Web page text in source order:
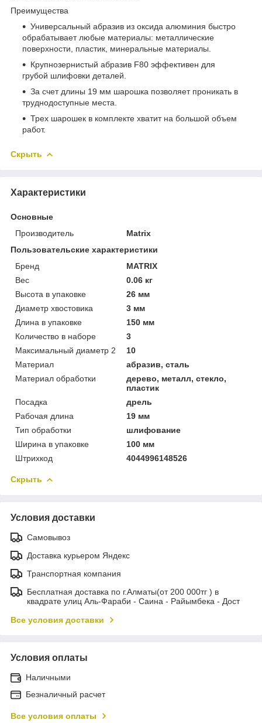
Преимущества
Универсальный абразив из оксида алюминия быстро
обрабатывает любые материалы: металлические
поверхности, пластик, минеральные материалы.
Крупнозернистый абразив F80 эффективен для
грубой шлифовки деталей.
За счет длины 19 мм шарошка позволяет проникать в
труднодоступные места.
Трех шарошек в комплекте хватит на большой объем
работ.
Скрыть
Характеристики
Основные
Производитель
Matrix
Пользовательские характеристики
Бренд
MATRIX
Вес
0.06 кг
Высота в упаковке
26 мм
Диаметр хвостовика
3 мм
Длина в упаковке
150 мм
Количество в наборе
3
Максимальный диаметр 2
10
Материал
абразив, сталь
Материал обработки
дерево, металл, стекло,
пластик
Посадка
дрель
Рабочая длина
19 мм
Тип обработки
шлифование
Ширина в упаковке
100 мм
Штрихкод
4044996148526
Скрыть
Условия доставки
Самовывоз
Доставка курьером Яндекс
Транспортная компания
Бесплатная доставка по г.Алматы(от 200 000тг ) в
квадрате улиц Аль-Фараби - Саина - Райымбека - Дост
Все условия доставки
Условия оплаты
Наличными
Безналичный расчет
Все условия оплаты